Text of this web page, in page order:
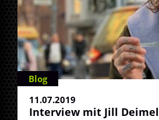
Blog
11.07.2019
Interview mit Jill Deimel